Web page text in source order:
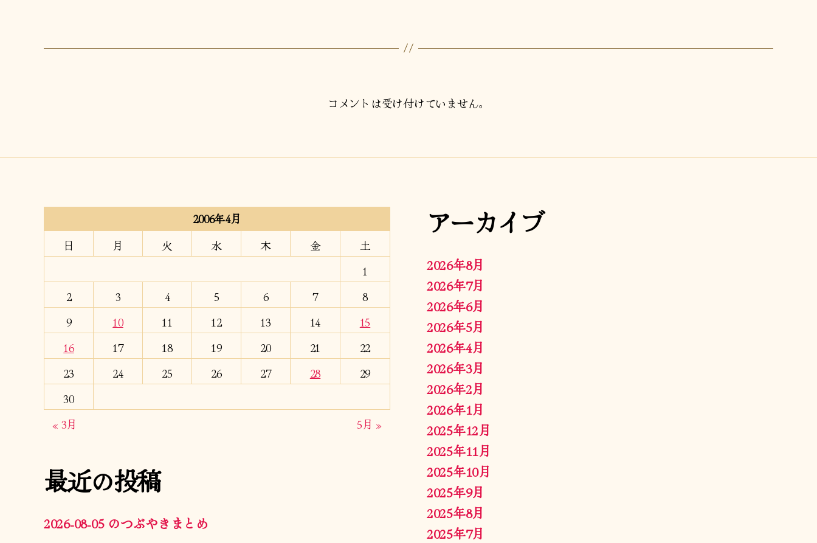
コメントは受け付けていません。
2006年4月
日
月 火 水 木 金
土
1
2
3 4 5 6 7
8
9
10 11 12 13 14
15
16
17 18 19 20 21
22
23
24 25 26 27 28
29
30
« 3月
5月 »
最近の投稿
2026-08-05 のつぶやきまとめ
アーカイブ
2026年8月
2026年7月
2026年6月
2026年5月
2026年4月
2026年3月
2026年2月
2026年1月
2025年12月
2025年11月
2025年10月
2025年9月
2025年8月
2025年7月